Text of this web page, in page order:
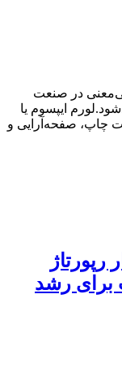
در صنعت
ایپسوم یا
چاپ، صفحه‌آرایی و
رپورتاژ
برای رشد